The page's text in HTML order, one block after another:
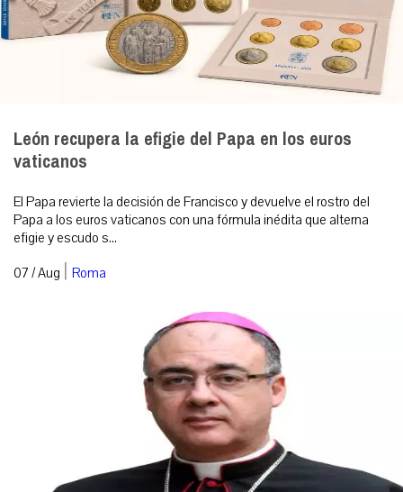
León recupera la efigie del Papa en los euros
vaticanos
El Papa revierte la decisión de Francisco y devuelve el rostro del
Papa a los euros vaticanos con una fórmula inédita que alterna
efigie y escudo s...
07 / Aug | Roma